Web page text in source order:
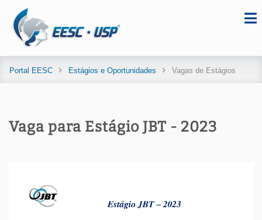
Portal EESC Estágios e Oportunidades Vagas de Estágios
Vaga para Estágio JBT - 2023